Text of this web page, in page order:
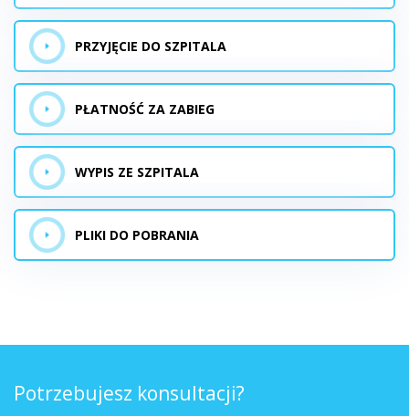
PRZYJĘCIE DO SZPITALA
PŁATNOŚĆ ZA ZABIEG
WYPIS ZE SZPITALA
PLIKI DO POBRANIA
Potrzebujesz konsultacji?